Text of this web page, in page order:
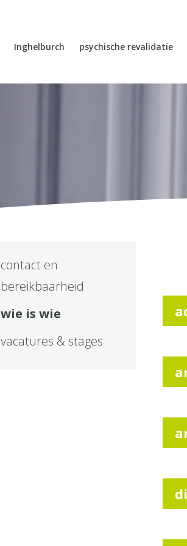
Inghelburch psychische revalidatie
contact en
bereikbaarheid
wie is wie
vacatures & stages